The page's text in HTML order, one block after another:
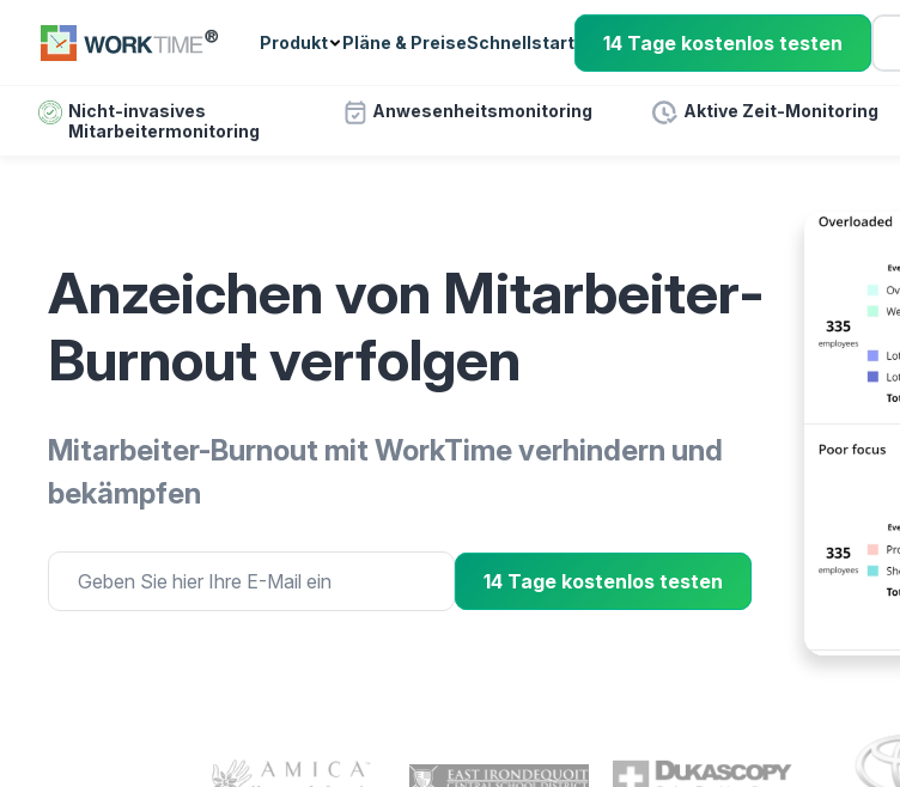
Produkt Pläne & PreiseSchnellstart 14 Tage kostenlos testen
Nicht-invasives
Mitarbeitermonitoring
Anwesenheitsmonitoring Aktive Zeit-Monitoring
Anzeichen von Mitarbeiter-
Burnout verfolgen
Mitarbeiter-Burnout mit WorkTime verhindern und
bekämpfen
14 Tage kostenlos testen